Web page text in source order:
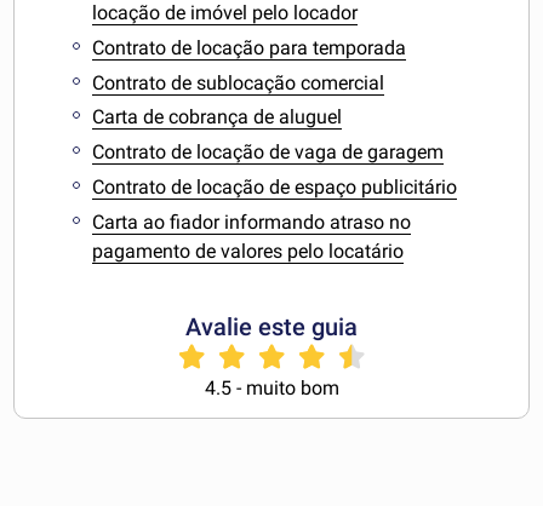
locação de imóvel pelo locador
Contrato de locação para temporada
Contrato de sublocação comercial
Carta de cobrança de aluguel
Contrato de locação de vaga de garagem
Contrato de locação de espaço publicitário
Carta ao fiador informando atraso no
pagamento de valores pelo locatário
Avalie este guia
4.5 - muito bom